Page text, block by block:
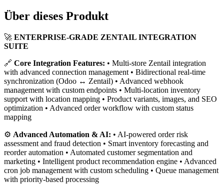
Über dieses Produkt
🚀 ENTERPRISE-GRADE ZENTAIL INTEGRATION
SUITE
🔗 Core Integration Features: • Multi-store Zentail integration
with advanced connection management • Bidirectional real-time
synchronization (Odoo ↔ Zentail) • Advanced webhook
management with custom endpoints • Multi-location inventory
support with location mapping • Product variants, images, and SEO
optimization • Advanced order workflow with custom status
mapping
⚙️ Advanced Automation & AI: • AI-powered order risk
assessment and fraud detection • Smart inventory forecasting and
reorder automation • Automated customer segmentation and
marketing • Intelligent product recommendation engine • Advanced
cron job management with custom scheduling • Queue management
with priority-based processing